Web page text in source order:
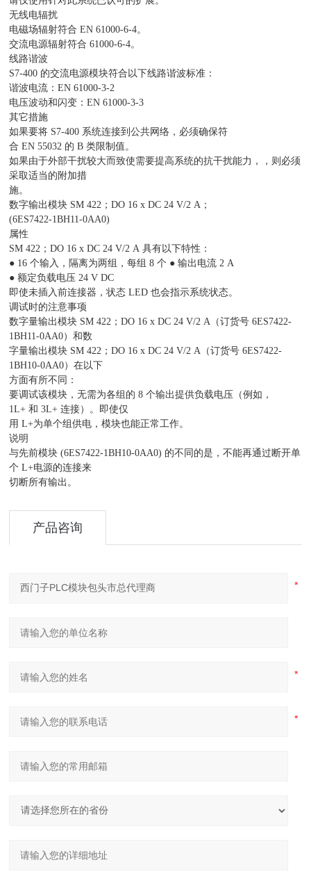
无线电辐扰
电磁场辐射符合 EN 61000-6-4。
交流电源辐射符合 61000-6-4。
线路谐波
S7-400 的交流电源模块符合以下线路谐波标准：
谐波电流：EN 61000-3-2
电压波动和闪变：EN 61000-3-3
其它措施
如果要将 S7-400 系统连接到公共网络，必须确保符
合 EN 55032 的 B 类限制值。
如果由于外部干扰较大而致使需要提高系统的抗干扰能力，，则必须
采取适当的附加措
施。
数字输出模块 SM 422；DO 16 x DC 24 V/2 A；
(6ES7422-1BH11-0AA0)
属性
SM 422；DO 16 x DC 24 V/2 A 具有以下特性：
● 16 个输入，隔离为两组，每组 8 个 ● 输出电流 2 A
● 额定负载电压 24 V DC
即使未插入前连接器，状态 LED 也会指示系统状态。
调试时的注意事项
数字量输出模块 SM 422；DO 16 x DC 24 V/2 A（订货号 6ES7422-
1BH11-0AA0）和数
字量输出模块 SM 422；DO 16 x DC 24 V/2 A（订货号 6ES7422-
1BH10-0AA0）在以下
方面有所不同：
要调试该模块，无需为各组的 8 个输出提供负载电压（例如，
1L+ 和 3L+ 连接）。即使仅
用 L+为单个组供电，模块也能正常工作。
说明
与先前模块 (6ES7422-1BH10-0AA0) 的不同的是，不能再通过断开单
个 L+电源的连接来
切断所有输出。
产品咨询